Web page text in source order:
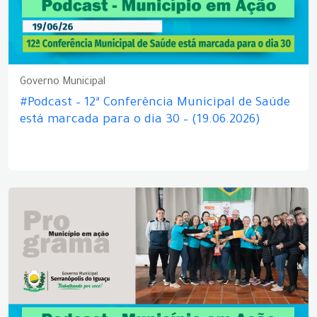
Governo Municipal
#Podcast – 12ª Conferência Municipal de Saúde
está marcada para o dia 30 – (19.06.2026)